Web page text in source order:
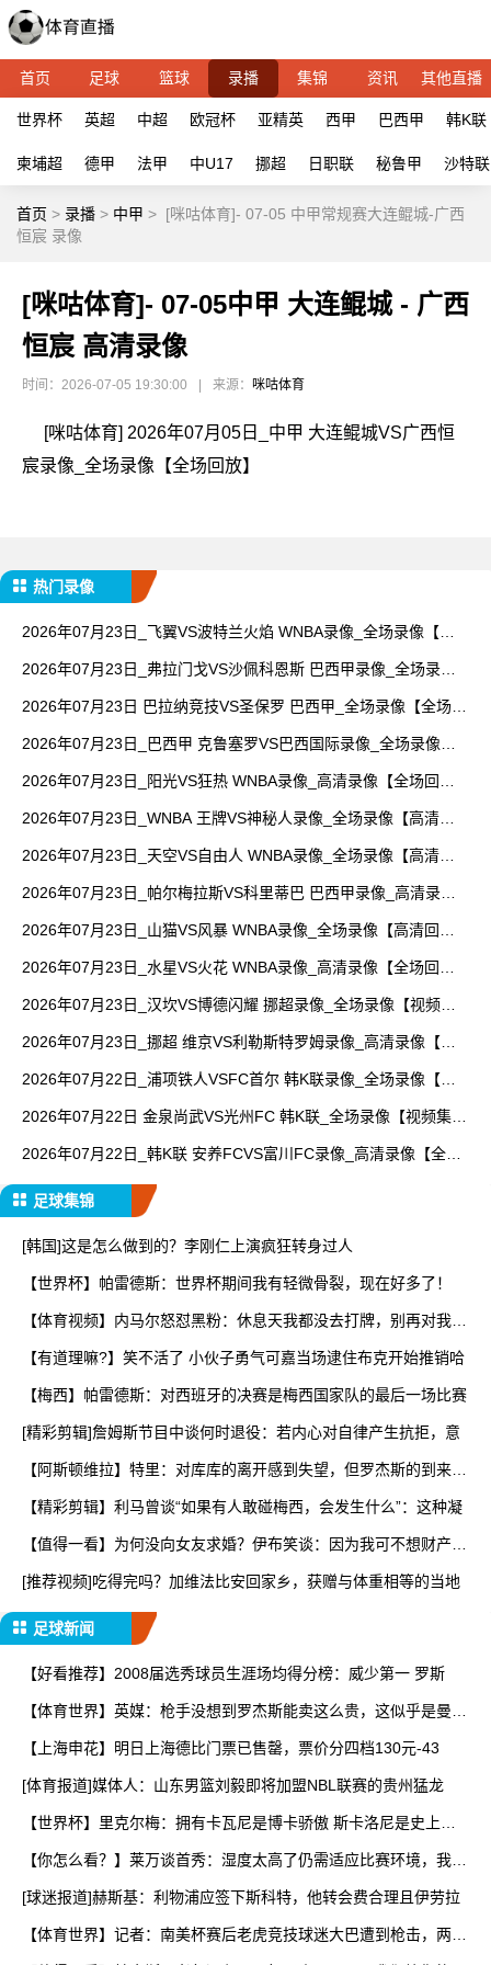
首页 足球 篮球 录播 集锦 资讯 其他直播
世界杯 英超 中超 欧冠杯 亚精英 西甲 巴西甲 韩K联
柬埔超 德甲 法甲 中U17 挪超 日职联 秘鲁甲 沙特联
首页 > 录播 > 中甲 > [咪咕体育]- 07-05 中甲常规赛大连鲲城-广西
恒宸 录像
[咪咕体育]- 07-05中甲 大连鲲城 - 广西
恒宸 高清录像
时间：2026-07-05 19:30:00 来源： 咪咕体育
[咪咕体育] 2026年07月05日_中甲 大连鲲城VS广西恒
宸录像_全场录像【全场回放】
热门录像
2026年07月23日_飞翼VS波特兰火焰 WNBA录像_全场录像【视
2026年07月23日_弗拉门戈VS沙佩科恩斯 巴西甲录像_全场录像
2026年07月23日 巴拉纳竞技VS圣保罗 巴西甲_全场录像【全场回
2026年07月23日_巴西甲 克鲁塞罗VS巴西国际录像_全场录像
2026年07月23日_阳光VS狂热 WNBA录像_高清录像【全场回
2026年07月23日_WNBA 王牌VS神秘人录像_全场录像【高清回
2026年07月23日_天空VS自由人 WNBA录像_全场录像【高清回
2026年07月23日_帕尔梅拉斯VS科里蒂巴 巴西甲录像_高清录像
2026年07月23日_山猫VS风暴 WNBA录像_全场录像【高清回
2026年07月23日_水星VS火花 WNBA录像_高清录像【全场回
2026年07月23日_汉坎VS博德闪耀 挪超录像_全场录像【视频集
2026年07月23日_挪超 维京VS利勒斯特罗姆录像_高清录像【全
2026年07月22日_浦项铁人VSFC首尔 韩K联录像_全场录像【高
2026年07月22日 金泉尚武VS光州FC 韩K联_全场录像【视频集
2026年07月22日_韩K联 安养FCVS富川FC录像_高清录像【全场
足球集锦
[韩国]这是怎么做到的？李刚仁上演疯狂转身过人
【世界杯】帕雷德斯：世界杯期间我有轻微骨裂，现在好多了！
【体育视频】内马尔怒怼黑粉：休息天我都没去打牌，别再对我指
【有道理嘛?】笑不活了 小伙子勇气可嘉当场逮住布克开始推销哈
【梅西】帕雷德斯：对西班牙的决赛是梅西国家队的最后一场比赛
[精彩剪辑]詹姆斯节目中谈何时退役：若内心对自律产生抗拒，意
【阿斯顿维拉】特里：对库库的离开感到失望，但罗杰斯的到来又
【精彩剪辑】利马曾谈“如果有人敢碰梅西，会发生什么”：这种凝
【值得一看】为何没向女友求婚？伊布笑谈：因为我可不想财产被
[推荐视频]吃得完吗？加维法比安回家乡，获赠与体重相等的当地
足球新闻
【好看推荐】2008届选秀球员生涯场均得分榜：威少第一 罗斯
【体育世界】英媒：枪手没想到罗杰斯能卖这么贵，这似乎是曼城
【上海申花】明日上海德比门票已售罄，票价分四档130元-43
[体育报道]媒体人：山东男篮刘毅即将加盟NBL联赛的贵州猛龙
【世界杯】里克尔梅：拥有卡瓦尼是博卡骄傲 斯卡洛尼是史上最
【你怎么看？】莱万谈首秀：湿度太高了仍需适应比赛环境，我还
[球迷报道]赫斯基：利物浦应签下斯科特，他转会费合理且伊劳拉
【体育世界】记者：南美杯赛后老虎竞技球迷大巴遭到枪击，两人